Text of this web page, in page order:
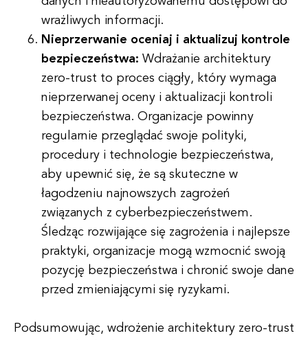
wrażliwych informacji.
Nieprzerwanie oceniaj i aktualizuj kontrole
bezpieczeństwa: Wdrażanie architektury
zero-trust to proces ciągły, który wymaga
nieprzerwanej oceny i aktualizacji kontroli
bezpieczeństwa. Organizacje powinny
regularnie przeglądać swoje polityki,
procedury i technologie bezpieczeństwa,
aby upewnić się, że są skuteczne w
łagodzeniu najnowszych zagrożeń
związanych z cyberbezpieczeństwem.
Śledząc rozwijające się zagrożenia i najlepsze
praktyki, organizacje mogą wzmocnić swoją
pozycję bezpieczeństwa i chronić swoje dane
przed zmieniającymi się ryzykami.
Podsumowując, wdrożenie architektury zero-trust